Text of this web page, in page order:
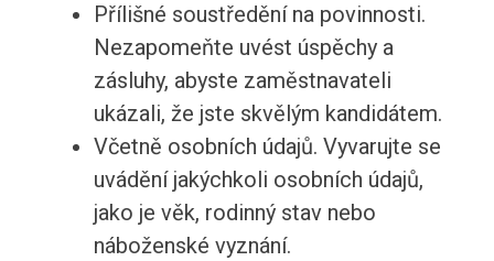
Přílišné soustředění na povinnosti.
Nezapomeňte uvést úspěchy a
zásluhy, abyste zaměstnavateli
ukázali, že jste skvělým kandidátem.
Včetně osobních údajů. Vyvarujte se
uvádění jakýchkoli osobních údajů,
jako je věk, rodinný stav nebo
náboženské vyznání.